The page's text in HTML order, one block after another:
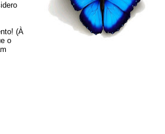
(À
o